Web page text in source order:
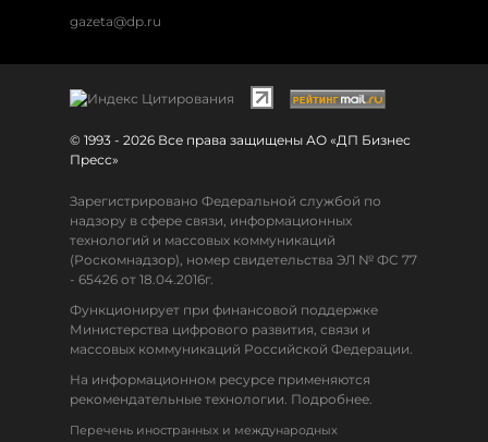
gazeta@dp.ru
© 1993 - 2026 Все права защищены АО «ДП Бизнес
Пресс»
Зарегистрировано Федеральной службой по
надзору в сфере связи, информационных
технологий и массовых коммуникаций
(Роскомнадзор), номер свидетельства ЭЛ № ФС 77
- 65426 от 18.04.2016г.
Функционирует при финансовой поддержке
Министерства цифрового развития, связи и
массовых коммуникаций Российской Федерации.
На информационном ресурсе применяются
рекомендательные технологии. Подробнее.
Перечень иностранных и международных